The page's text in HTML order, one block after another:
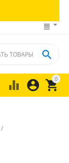
0




/